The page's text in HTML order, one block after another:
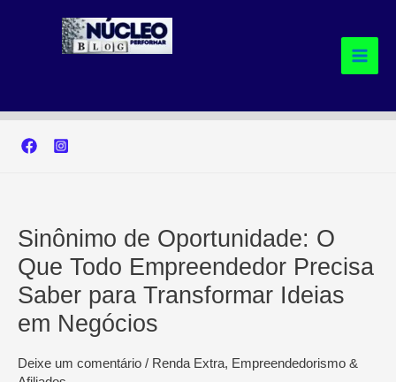
Sinônimo de Oportunidade: O
Que Todo Empreendedor Precisa
Saber para Transformar Ideias
em Negócios
Deixe um comentário / Renda Extra, Empreendedorismo &